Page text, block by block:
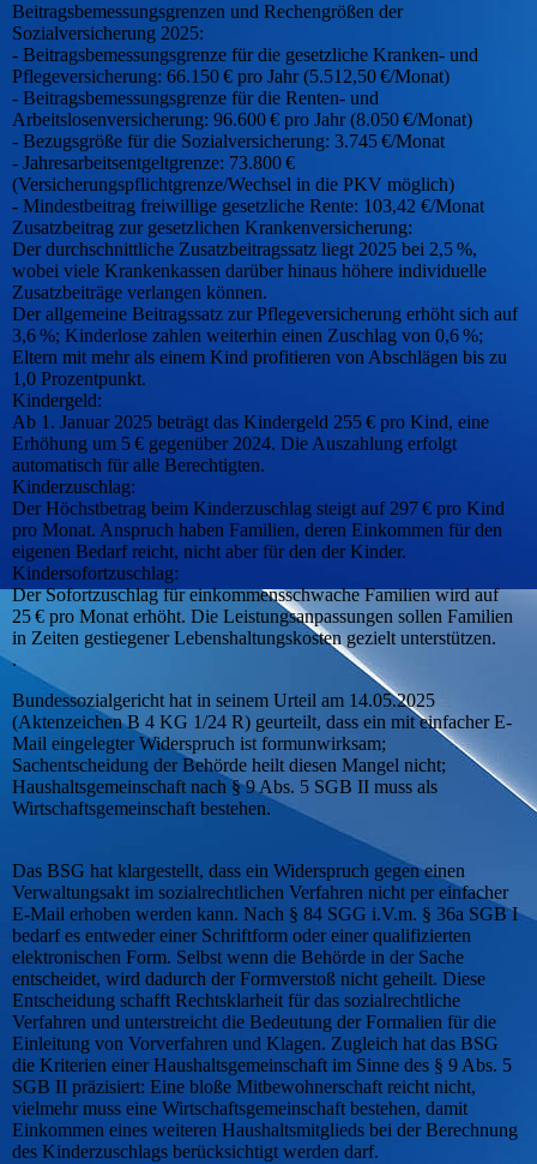
Beitragsbemessungsgrenzen und Rechengrößen der
Sozialversicherung 2025:
- Beitragsbemessungsgrenze für die gesetzliche Kranken- und
Pflegeversicherung: 66.150 € pro Jahr (5.512,50 €/Monat)
- Beitragsbemessungsgrenze für die Renten- und
Arbeitslosenversicherung: 96.600 € pro Jahr (8.050 €/Monat)
- Bezugsgröße für die Sozialversicherung: 3.745 €/Monat
- Jahresarbeitsentgeltgrenze: 73.800 €
(Versicherungspflichtgrenze/Wechsel in die PKV möglich)
- Mindestbeitrag freiwillige gesetzliche Rente: 103,42 €/Monat
Zusatzbeitrag zur gesetzlichen Krankenversicherung:
Der durchschnittliche Zusatzbeitragssatz liegt 2025 bei 2,5 %,
wobei viele Krankenkassen darüber hinaus höhere individuelle
Zusatzbeiträge verlangen können.
Der allgemeine Beitragssatz zur Pflegeversicherung erhöht sich auf
3,6 %; Kinderlose zahlen weiterhin einen Zuschlag von 0,6 %;
Eltern mit mehr als einem Kind profitieren von Abschlägen bis zu
1,0 Prozentpunkt.
Kindergeld:
Ab 1. Januar 2025 beträgt das Kindergeld 255 € pro Kind, eine
Erhöhung um 5 € gegenüber 2024. Die Auszahlung erfolgt
automatisch für alle Berechtigten.
Kinderzuschlag:
Der Höchstbetrag beim Kinderzuschlag steigt auf 297 € pro Kind
pro Monat. Anspruch haben Familien, deren Einkommen für den
eigenen Bedarf reicht, nicht aber für den der Kinder.
Kindersofortzuschlag:
Der Sofortzuschlag für einkommensschwache Familien wird auf
25 € pro Monat erhöht. Die Leistungsanpassungen sollen Familien
in Zeiten gestiegener Lebenshaltungskosten gezielt unterstützen.
.
Bundessozialgericht hat in seinem Urteil am 14.05.2025
(Aktenzeichen B 4 KG 1/24 R) geurteilt, dass ein mit einfacher E-
Mail eingelegter Widerspruch ist formunwirksam;
Sachentscheidung der Behörde heilt diesen Mangel nicht;
Haushaltsgemeinschaft nach § 9 Abs. 5 SGB II muss als
Wirtschaftsgemeinschaft bestehen.
Das BSG hat klargestellt, dass ein Widerspruch gegen einen
Verwaltungsakt im sozialrechtlichen Verfahren nicht per einfacher
E-Mail erhoben werden kann. Nach § 84 SGG i.V.m. § 36a SGB I
bedarf es entweder einer Schriftform oder einer qualifizierten
elektronischen Form. Selbst wenn die Behörde in der Sache
entscheidet, wird dadurch der Formverstoß nicht geheilt. Diese
Entscheidung schafft Rechtsklarheit für das sozialrechtliche
Verfahren und unterstreicht die Bedeutung der Formalien für die
Einleitung von Vorverfahren und Klagen. Zugleich hat das BSG
die Kriterien einer Haushaltsgemeinschaft im Sinne des § 9 Abs. 5
SGB II präzisiert: Eine bloße Mitbewohnerschaft reicht nicht,
vielmehr muss eine Wirtschaftsgemeinschaft bestehen, damit
Einkommen eines weiteren Haushaltsmitglieds bei der Berechnung
des Kinderzuschlags berücksichtigt werden darf.